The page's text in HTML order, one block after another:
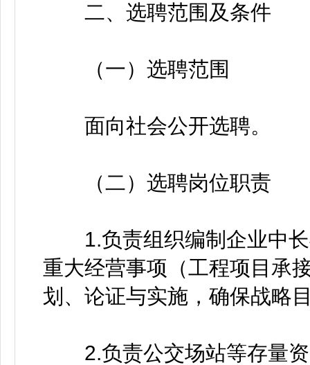
二、选聘范围及条件
（一）选聘范围
面向社会公开选聘。
（二）选聘岗位职责
1.负责组织编制企业中长
重大经营事项（工程项目承
划、论证与实施，确保战略
2.负责公交场站等存量资